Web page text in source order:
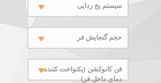
سیستم یخ زدایی
حجم گنجایش فر
فن کانوکشن (یکنواخت کننده
دمای داخل فر)